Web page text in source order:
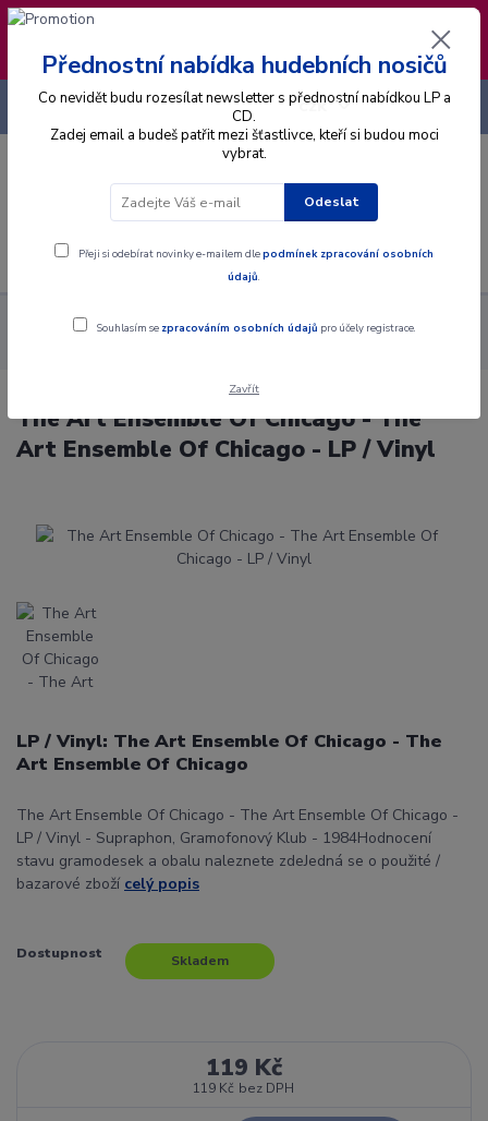
❣️ Od 4.8. do 13.8. čerpám dovolenou. Datum
expedice objednávek se posouvá na pátek
14.8.2026 🐋
Menu
CZK
+420 725 736 293
Alba Gramodesky
The Art Ensemble Of Chicago - The Art
The Art Ensemble Of Chicago - The
Art Ensemble Of Chicago - LP / Vinyl
LP / Vinyl: The Art Ensemble Of Chicago - The
Art Ensemble Of Chicago
The Art Ensemble Of Chicago - The Art Ensemble Of Chicago -
LP / Vinyl - Supraphon, Gramofonový Klub - 1984Hodnocení
stavu gramodesek a obalu naleznete zdeJedná se o použité /
bazarové zboží celý popis
Dostupnost Skladem
119 Kč
119 Kč bez DPH
Přednostní nabídka hudebních nosičů
Co nevidět budu rozesílat newsletter s přednostní nabídkou LP a
CD.
Zadej email a budeš patřit mezi šťastlivce, kteří si budou moci
vybrat.
Odeslat
Přeji si odebírat novinky e-mailem dlepodmínek zpracování osobních
údajů.
Souhlasím se zpracováním osobních údajů pro účely registrace.
Zavřít